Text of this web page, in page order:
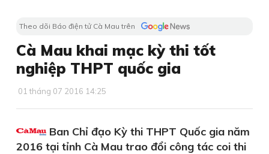
Theo dõi Báo điện tử Cà Mau trên
Cà Mau khai mạc kỳ thi tốt
nghiệp THPT quốc gia
01 tháng 07 2016 14:25
Ban Chỉ đạo Kỳ thi THPT Quốc gia năm
2016 tại tỉnh Cà Mau trao đổi công tác coi thi